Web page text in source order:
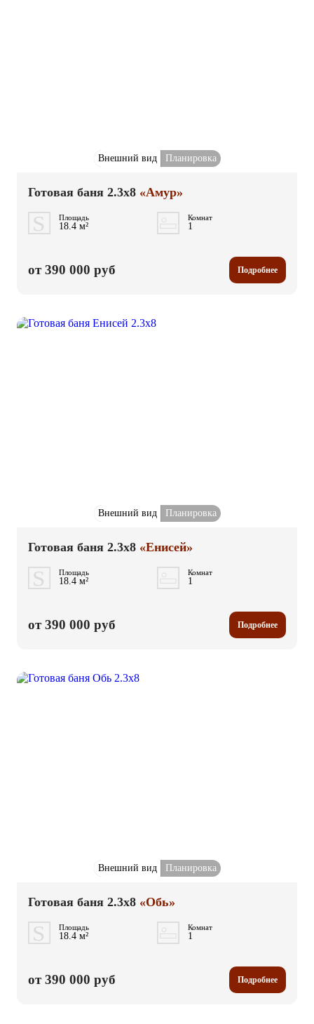
Внешний вид Планировка
Готовая баня 2.3x8 «Амур»
Площадь
18.4 м²
Комнат
1
от 390 000 руб Подробнее
Внешний вид Планировка
Готовая баня 2.3x8 «Енисей»
Площадь
18.4 м²
Комнат
1
от 390 000 руб Подробнее
Внешний вид Планировка
Готовая баня 2.3x8 «Обь»
Площадь
18.4 м²
Комнат
1
от 390 000 руб Подробнее